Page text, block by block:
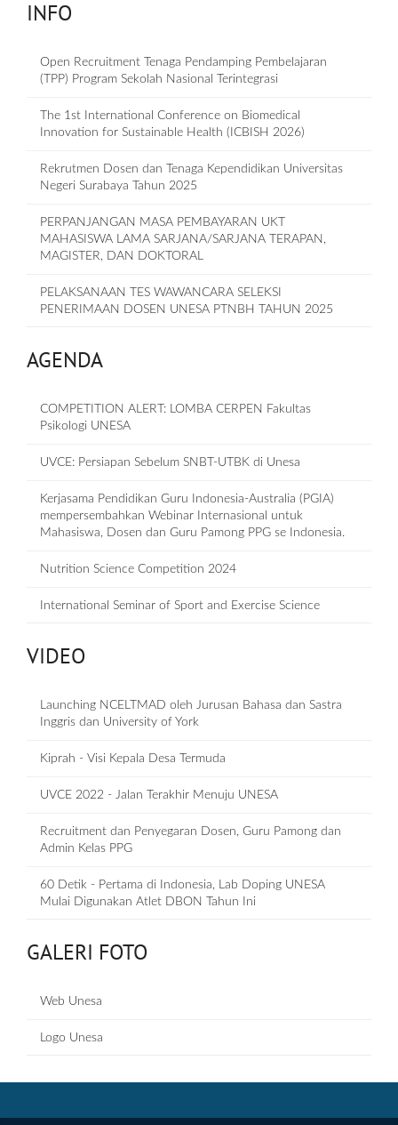
INFO
Open Recruitment Tenaga Pendamping Pembelajaran
(TPP) Program Sekolah Nasional Terintegrasi
The 1st International Conference on Biomedical
Innovation for Sustainable Health (ICBISH 2026)
Rekrutmen Dosen dan Tenaga Kependidikan Universitas
Negeri Surabaya Tahun 2025
PERPANJANGAN MASA PEMBAYARAN UKT
MAHASISWA LAMA SARJANA/SARJANA TERAPAN,
MAGISTER, DAN DOKTORAL
PELAKSANAAN TES WAWANCARA SELEKSI
PENERIMAAN DOSEN UNESA PTNBH TAHUN 2025
AGENDA
COMPETITION ALERT: LOMBA CERPEN Fakultas
Psikologi UNESA
UVCE: Persiapan Sebelum SNBT-UTBK di Unesa
Kerjasama Pendidikan Guru Indonesia-Australia (PGIA)
mempersembahkan Webinar Internasional untuk
Mahasiswa, Dosen dan Guru Pamong PPG se Indonesia.
Nutrition Science Competition 2024
International Seminar of Sport and Exercise Science
VIDEO
Launching NCELTMAD oleh Jurusan Bahasa dan Sastra
Inggris dan University of York
Kiprah - Visi Kepala Desa Termuda
UVCE 2022 - Jalan Terakhir Menuju UNESA
Recruitment dan Penyegaran Dosen, Guru Pamong dan
Admin Kelas PPG
60 Detik - Pertama di Indonesia, Lab Doping UNESA
Mulai Digunakan Atlet DBON Tahun Ini
GALERI FOTO
Web Unesa
Logo Unesa